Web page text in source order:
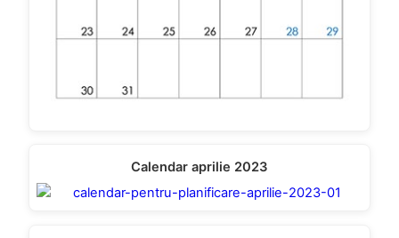
Calendar aprilie 2023